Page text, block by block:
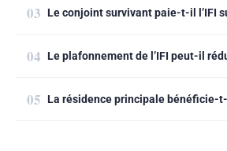
Le conjoint survivant paie-t-il l’IFI
Le plafonnement de l’IFI peut-il
La résidence principale bénéficie-t-